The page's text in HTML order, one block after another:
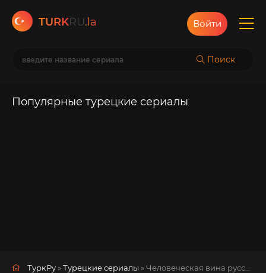
TURKRU.la
Поиск
Войти
Популярные турецкие сериалы
ТуркРу »Турецкие сериалы » Человеческая вина русская озвучка смотреть полностью онлайн!